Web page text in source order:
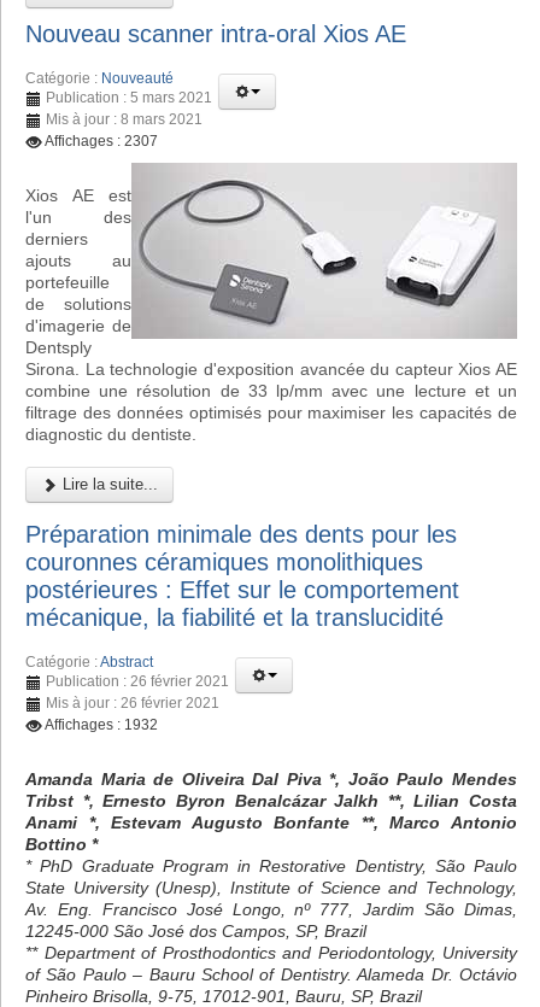
Nouveau scanner intra-oral Xios AE
Catégorie : Nouveauté
Publication : 5 mars 2021
Mis à jour : 8 mars 2021
Affichages : 2307
Xios AE est
l'un des
derniers
ajouts au
portefeuille
de solutions
d'imagerie de
Dentsply
Sirona. La technologie d'exposition avancée du capteur Xios AE
combine une résolution de 33 lp/mm avec une lecture et un
filtrage des données optimisés pour maximiser les capacités de
diagnostic du dentiste.
Lire la suite...
Préparation minimale des dents pour les
couronnes céramiques monolithiques
postérieures : Effet sur le comportement
mécanique, la fiabilité et la translucidité
Catégorie :Abstract
Publication : 26 février 2021
Mis à jour : 26 février 2021
Affichages : 1932
Amanda Maria de Oliveira Dal Piva *, João Paulo Mendes
Tribst *, Ernesto Byron Benalcázar Jalkh **, Lilian Costa
Anami *, Estevam Augusto Bonfante **, Marco Antonio
Bottino *
* PhD Graduate Program in Restorative Dentistry, São Paulo
State University (Unesp), Institute of Science and Technology,
Av. Eng. Francisco José Longo, nº 777, Jardim São Dimas,
12245-000 São José dos Campos, SP, Brazil
** Department of Prosthodontics and Periodontology, University
of São Paulo – Bauru School of Dentistry. Alameda Dr. Octávio
Pinheiro Brisolla, 9-75, 17012-901, Bauru, SP, Brazil